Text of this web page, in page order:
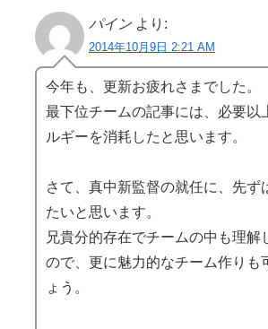
パイン より:
2014年10月9日 2:21 AM
今年も、更新お疲れさまでした。
最下位チームの記事には、必要以
ルギーを消耗したと思います。
さて、真中新監督の就任に、先ず
たいと思います。
兄貴分的存在でチームの中も理解
ので、更に魅力的なチーム作りも
ょう。